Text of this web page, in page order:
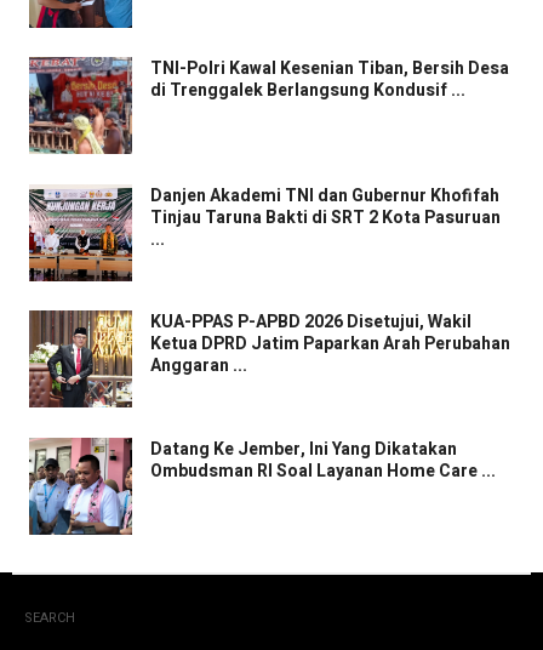
TNI-Polri Kawal Kesenian Tiban, Bersih Desa
di Trenggalek Berlangsung Kondusif ...
Danjen Akademi TNI dan Gubernur Khofifah
Tinjau Taruna Bakti di SRT 2 Kota Pasuruan
...
KUA-PPAS P-APBD 2026 Disetujui, Wakil
Ketua DPRD Jatim Paparkan Arah Perubahan
Anggaran ...
Datang Ke Jember, Ini Yang Dikatakan
Ombudsman RI Soal Layanan Home Care ...
SEARCH